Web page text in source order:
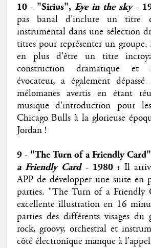
10 - "Sirius",Eye in the sky-
pas banal d'inclure un titre
instrumental dans une sélection
titres pour représenter un
en plus d'être un titre
construction dramatique et
évocateur, a également
mélomanes avertis en étant
musique d'introduction pour
Chicago Bulls à la glorieuse
Jordan !
9 - "The Turn of a Friendly
a Friendly Card- 1980 : Il
APP de développer une suite en
parties. "The Turn of a Friendly
excellente illustration en 16
parties des différents visages
rock, groovy, orchestral et
côté électronique manque à